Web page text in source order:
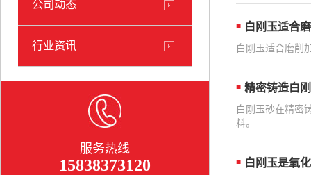
公司动态
行业资讯
服务热线
15838373120
白刚玉适合
白刚玉适合磨削
精密铸造白
白刚玉砂在精密
料。...
白刚玉是氧